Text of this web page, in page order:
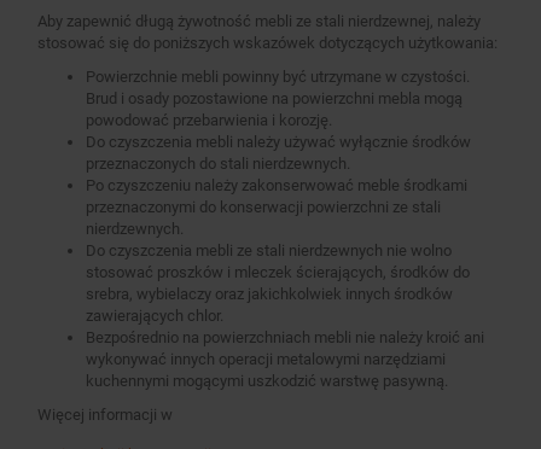
Aby zapewnić długą żywotność mebli ze stali nierdzewnej, należy
stosować się do poniższych wskazówek dotyczących użytkowania:
Powierzchnie mebli powinny być utrzymane w czystości.
Brud i osady pozostawione na powierzchni mebla mogą
powodować przebarwienia i korozję.
Do czyszczenia mebli należy używać wyłącznie środków
przeznaczonych do stali nierdzewnych.
Po czyszczeniu należy zakonserwować meble środkami
przeznaczonymi do konserwacji powierzchni ze stali
nierdzewnych.
Do czyszczenia mebli ze stali nierdzewnych nie wolno
stosować proszków i mleczek ścierających, środków do
srebra, wybielaczy oraz jakichkolwiek innych środków
zawierających chlor.
Bezpośrednio na powierzchniach mebli nie należy kroić ani
wykonywać innych operacji metalowymi narzędziami
kuchennymi mogącymi uszkodzić warstwę pasywną.
Więcej informacji w